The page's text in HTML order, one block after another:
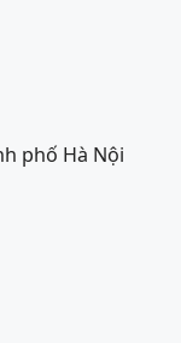
phố Hà Nội